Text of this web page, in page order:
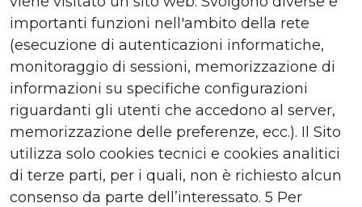
importanti funzioni nell'ambito della rete
(esecuzione di autenticazioni informatiche,
monitoraggio di sessioni, memorizzazione di
informazioni su specifiche configurazioni
riguardanti gli utenti che accedono al server,
memorizzazione delle preferenze, ecc.). Il Sito
utilizza solo cookies tecnici e cookies analitici
di terze parti, per i quali, non è richiesto alcun
consenso da parte dell’interessato. 5 Per